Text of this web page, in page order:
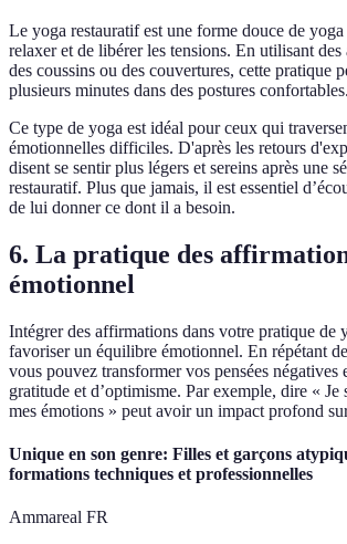
Le yoga restauratif est une forme douce de
relaxer et de libérer les tensions. En utilisant des
des coussins ou des couvertures, cette pratique
plusieurs minutes dans des postures confortables.
Ce type de yoga est idéal pour ceux qui
émotionnelles difficiles. D'après les retours
disent se sentir plus légers et sereins après une
restauratif. Plus que jamais, il est essentiel
de lui donner ce dont il a besoin.
6. La pratique des
émotionnel
Intégrer des affirmations dans votre pratique de
favoriser un équilibre émotionnel. En répétant
vous pouvez transformer vos pensées négatives
gratitude et d’optimisme. Par exemple, dire « Je
mes émotions » peut avoir un impact profond
Unique en son genre: Filles et garçons
formations techniques et professionnelles
Ammareal FR